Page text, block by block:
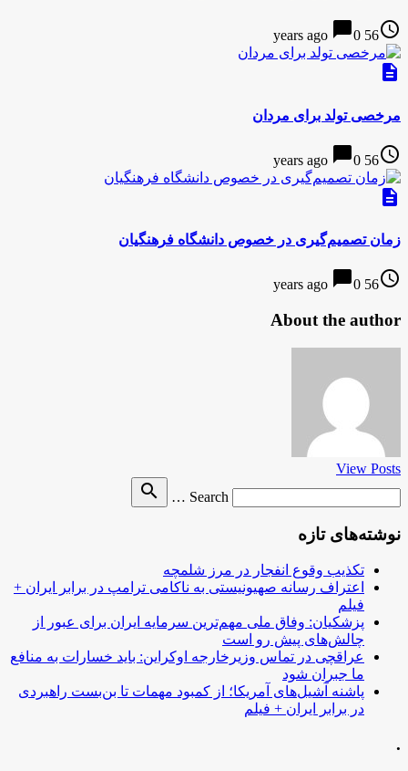
access_time
56 years ago
chat_bubble0
description
مرخصی تولد برای مردان
access_time
56 years ago
chat_bubble0
description
زمان تصمیم‌گیری در خصوص دانشگاه فرهنگیان
access_time
56 years ago
chat_bubble0
About the author
View Posts
Search …
search
نوشته‌های تازه
تکذیب وقوع انفجار در مرز شلمچه
اعتراف رسانه صهیونیستی به ناکامی ترامپ در برابر ایران +
فیلم
پزشکیان: وفاق ملی مهم‌ترین سرمایه ایران برای عبور از
چالش‌های پیش رو است
عراقچی در تماس وزیرخارجه اوکراین: باید خسارات به منافع
ما جبران شود
پاشنه آشیل‌های آمریکا؛ از کمبود مهمات تا بن‌بست راهبردی
در برابر ایران + فیلم
.